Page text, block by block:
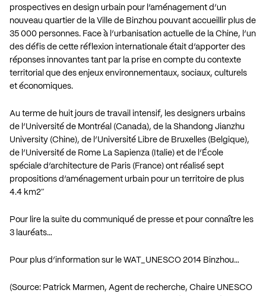
prospectives en design urbain pour l’aménagement d’un
nouveau quartier de la Ville de Binzhou pouvant accueillir plus de
35 000 personnes. Face à l’urbanisation actuelle de la Chine, l’un
des défis de cette réflexion internationale était d’apporter des
réponses innovantes tant par la prise en compte du contexte
territorial que des enjeux environnementaux, sociaux, culturels
et économiques.
Au terme de huit jours de travail intensif, les designers urbains
de l’Université de Montréal (Canada), de la Shandong Jianzhu
University (Chine), de l’Université Libre de Bruxelles (Belgique),
de l’Université de Rome La Sapienza (Italie) et de l’École
spéciale d’architecture de Paris (France) ont réalisé sept
propositions d’aménagement urbain pour un territoire de plus
4.4 km2″
Pour lire la suite du communiqué de presse et pour connaître les
3 lauréats…
Pour plus d’information sur le WAT_UNESCO 2014 Binzhou…
(Source: Patrick Marmen, Agent de recherche, Chaire UNESCO